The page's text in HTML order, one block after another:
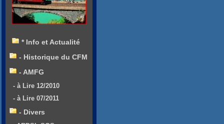
* Info et Actualité
- Historique du CFM
- AMFG
- à Lire 12/2010
- à Lire 07/2011
- Divers